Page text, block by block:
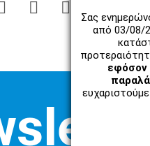
Σας
από 03/08/
εφόσον